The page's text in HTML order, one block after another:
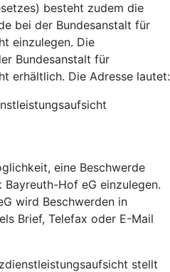
besteht zudem die
bei der Bundesanstalt für
einzulegen. Die
Bundesanstalt für
erhältlich. Die Adresse lautet:
eine Beschwerde
Hof eG einzulegen.
wird Beschwerden in
Brief, Telefax oder E-Mail
stellt